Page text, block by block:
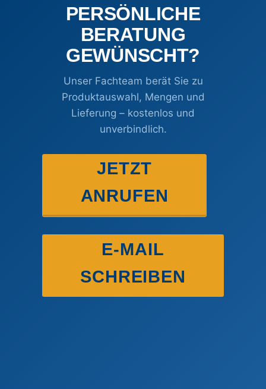
PERSÖNLICHE
BERATUNG
GEWÜNSCHT?
Unser Fachteam berät Sie zu
Produktauswahl, Mengen und
Lieferung – kostenlos und
unverbindlich.
JETZT
ANRUFEN
E-MAIL
SCHREIBEN